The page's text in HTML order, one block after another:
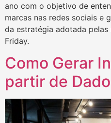
ano com o objetivo de
marcas nas redes sociais e
da estratégia adotada pelas
Friday.
Como Gerar
partir de